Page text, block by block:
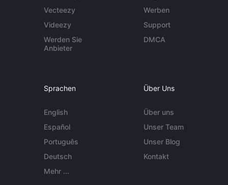
Vecteezy
Videezy
Werden Sie
Anbieter
Werben
Support
DMCA
Sprachen
English
Español
Português
Deutsch
Mehr ...
Über Uns
Über uns
Unser Team
Unser Blog
Kontakt